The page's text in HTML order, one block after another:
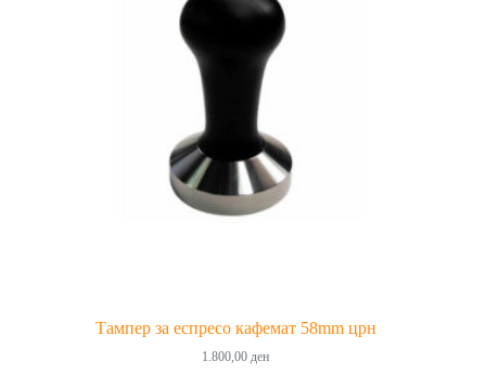
Тампер за еспресо кафемат 58mm црн
1.800,00ден